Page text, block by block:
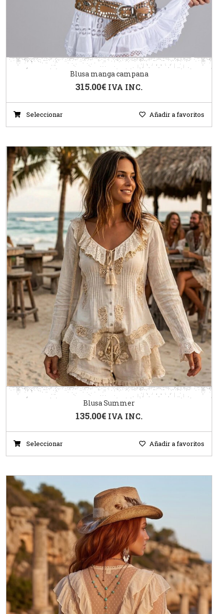
Blusa manga campana
315.00€ IVA INC.
Seleccionar Añadir a favoritos
Blusa Summer
135.00€ IVA INC.
Seleccionar Añadir a favoritos